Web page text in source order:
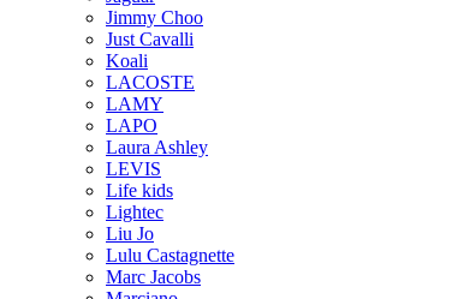
Jimmy Choo
Just Cavalli
Koali
LACOSTE
LAMY
LAPO
Laura Ashley
LEVIS
Life kids
Lightec
Liu Jo
Lulu Castagnette
Marc Jacobs